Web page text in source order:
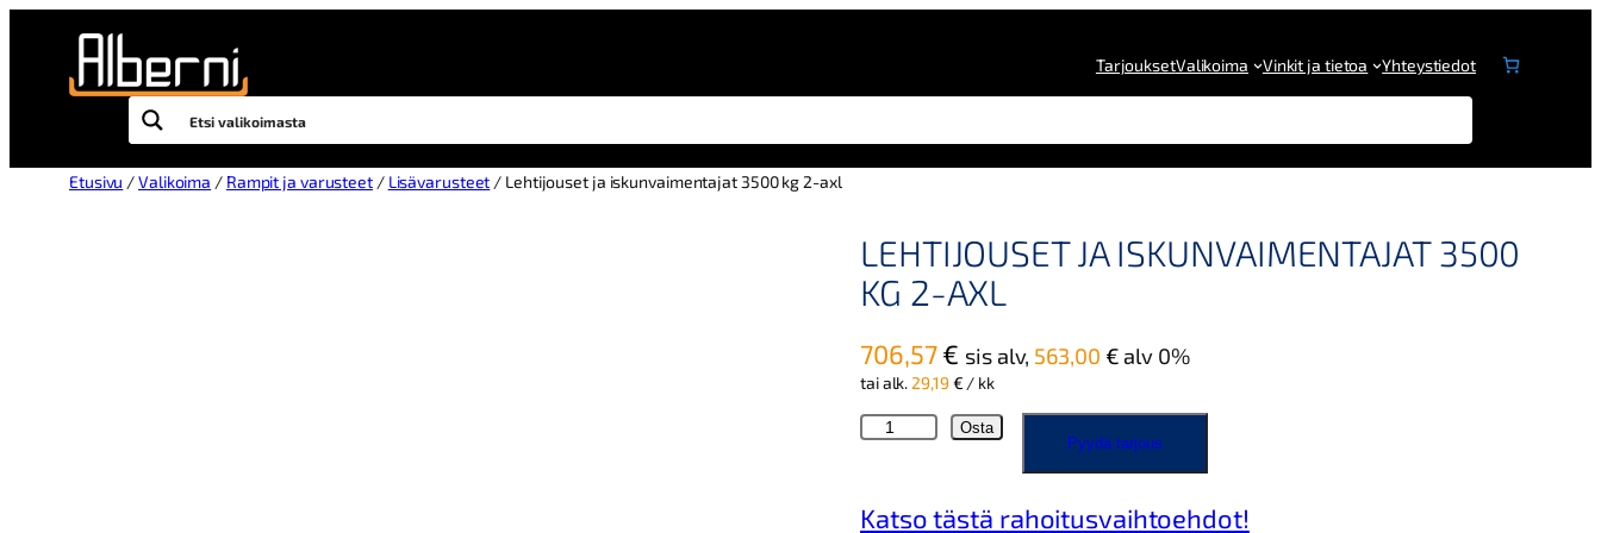
TarjouksetValikoima Vinkit ja tietoa Yhteystiedot
Etusivu /Valikoima / Rampit ja varusteet/ Lisävarusteet / Lehtijouset ja iskunvaimentajat 3500 kg 2-axl
LEHTIJOUSET JA ISKUNVAIMENTAJAT 3500
KG 2-AXL
706,57€ sis alv, 563,00 € alv 0%
tai alk. 29,19 € / kk
L
e
i
Osta
Pyydä tarjous
Katso tästä rahoitusvaihtoehdot!